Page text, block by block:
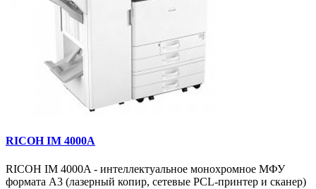
RICOH IM 4000A
RICOH IM 4000A - интеллектуальное монохромное МФУ
формата А3 (лазерный копир, сетевые PCL-принтер и сканер)